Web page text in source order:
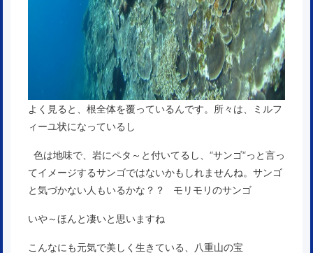
よく見ると、根全体を覆っているんです。所々は、ミルフ
ィーユ状になっているし
色は地味で、岩にペタ～と付いてるし、“サンゴ“っと言っ
てイメージするサンゴではないかもしれませんね。サンゴ
と気づかない人もいるかな？？ モリモリのサンゴ
いや～ほんと凄いと思いますね
こんなにも元気で美しく生きている、八重山の宝